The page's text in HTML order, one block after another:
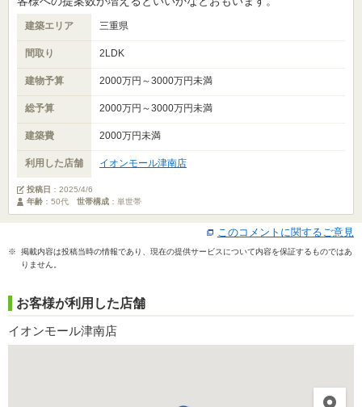
建築エリア 三重県
間取り 2LDK
建物予算 2000万円～3000万円未満
総予算 2000万円～3000万円未満
建築費 2000万円未満
利用した店舗 イオンモール津南店
投稿日 ： 2025/4/6
年齢 ：50代 世帯構成 ：単世帯
このコメントに関するご意見
※ 掲載内容は投稿当時の情報であり、現在の提供サービスについて内容を保証するものではあ
りません。
お客様が利用した店舗
イオンモール津南店